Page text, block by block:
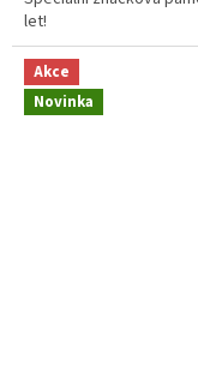
let!
Akce
Novinka